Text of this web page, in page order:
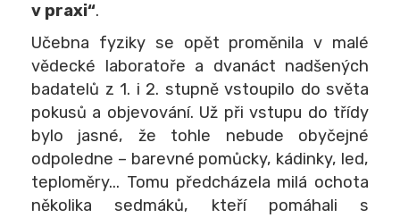
v praxi“.
Učebna fyziky se opět proměnila v malé
vědecké laboratoře a dvanáct nadšených
badatelů z 1. i 2. stupně vstoupilo do světa
pokusů a objevování. Už při vstupu do třídy
bylo jasné, že tohle nebude obyčejné
odpoledne – barevné pomůcky, kádinky, led,
teploměry... Tomu předcházela milá ochota
několika sedmáků, kteří pomáhali s